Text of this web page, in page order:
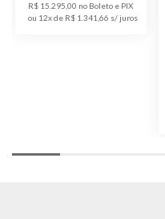
R$ 15.295,00 no Boleto e PIX
ou 12x de R$ 1.341,66